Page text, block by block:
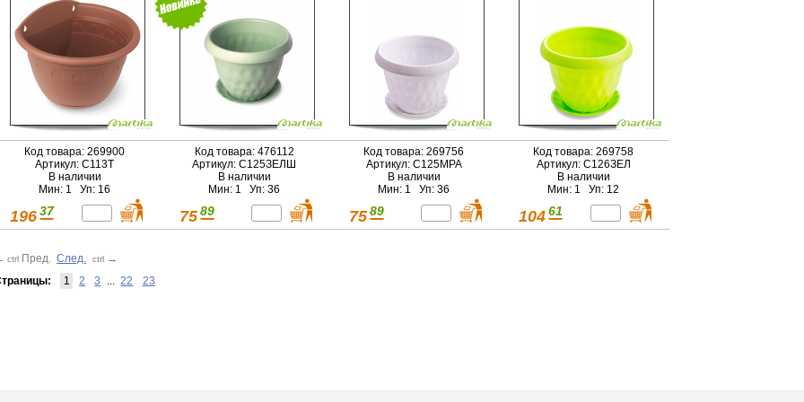
Код товара: 269900
Артикул: С113Т
В наличии
Мин: 1 Уп: 16
196 37
Код товара: 476112
Артикул: С125ЗЕЛШ
В наличии
Мин: 1 Уп: 36
75 89
Код товара: 269756
Артикул: С125МРА
В наличии
Мин: 1 Уп: 36
75 89
Код товара: 269758
Артикул: С126ЗЕЛ
В наличии
Мин: 1 Уп: 12
104 61
ctrl Пред. След. ctrl →
1 2 3 ... 22 23